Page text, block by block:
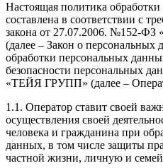
Настоящая политика
составлена в соответствии с
закона от 27.07.2006. №152-ФЗ
(далее – Закон о персональных
обработки персональных
безопасности персональных
«ТЕЙЯ ГРУПП» (далее –
1.1. Оператор ставит своей
осуществления своей
человека и гражданина при
данных, в том числе защиты
частной жизни, личную и